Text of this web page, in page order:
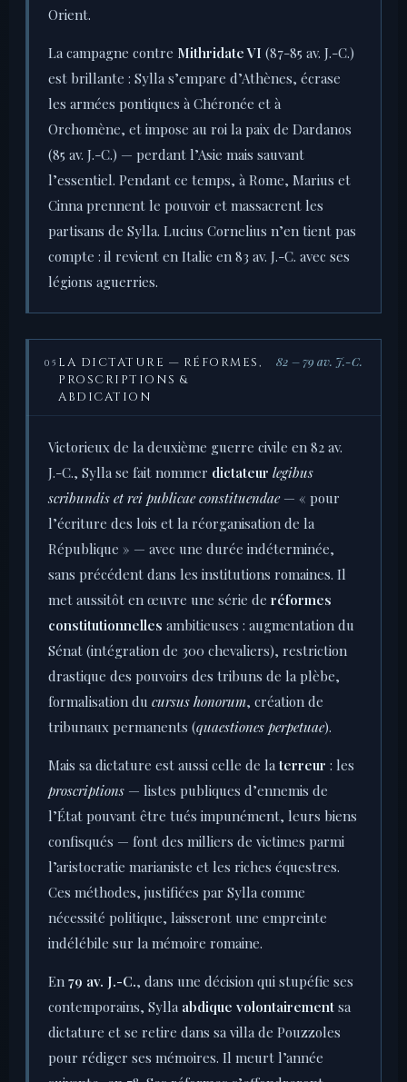
Orient.
La campagne contre Mithridate VI (87-85 av. J.-C.)
est brillante : Sylla s’empare d’Athènes, écrase
les armées pontiques à Chéronée et à
Orchomène, et impose au roi la paix de Dardanos
(85 av. J.-C.) — perdant l’Asie mais sauvant
l’essentiel. Pendant ce temps, à Rome, Marius et
Cinna prennent le pouvoir et massacrent les
partisans de Sylla. Lucius Cornelius n’en tient pas
compte : il revient en Italie en 83 av. J.-C. avec ses
légions aguerries.
05 LA DICTATURE — RÉFORMES,
PROSCRIPTIONS &
ABDICATION
82 – 79 av. J.-C.
Victorieux de la deuxième guerre civile en 82 av.
J.-C., Sylla se fait nommer dictateur legibus
scribundis et rei publicae constituendae— « pour
l’écriture des lois et la réorganisation de la
République » — avec une durée indéterminée,
sans précédent dans les institutions romaines. Il
met aussitôt en œuvre une série de réformes
constitutionnelles ambitieuses : augmentation du
Sénat (intégration de 300 chevaliers), restriction
drastique des pouvoirs des tribuns de la plèbe,
formalisation du cursus honorum, création de
tribunaux permanents (quaestiones perpetuae).
Mais sa dictature est aussi celle de la terreur : les
proscriptions — listes publiques d’ennemis de
l’État pouvant être tués impunément, leurs biens
confisqués — font des milliers de victimes parmi
l’aristocratie marianiste et les riches équestres.
Ces méthodes, justifiées par Sylla comme
nécessité politique, laisseront une empreinte
indélébile sur la mémoire romaine.
En 79 av. J.-C., dans une décision qui stupéfie ses
contemporains, Sylla abdique volontairement sa
dictature et se retire dans sa villa de Pouzzoles
pour rédiger ses mémoires. Il meurt l’année